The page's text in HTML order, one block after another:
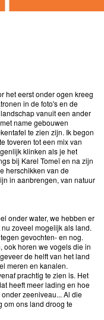
het eerst onder ogen kreeg
in de foto's en de
vanuit een ander
name gebouwen
te zien zijn. Ik begon
toveren tot een mix van
klinken als je het
bij Karel Tomeï en na zijn
herschikken van de
in aanbrengen, van natuur
onder water, we hebben er
zoveel mogelijk als land.
gevochten- en nog.
ook horen we vogels die in
de helft van het land
meren en kanalen.
prachtig te zien is. Het
heeft meer lading en hoe
zeeniveau... Al die
om ons land droog te